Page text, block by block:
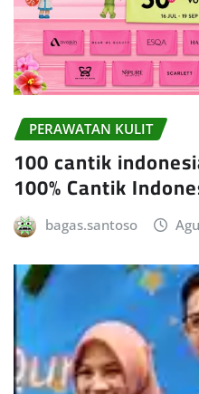
PERAWATAN KULIT
100 cantik
100% Cantik
bagas.santoso